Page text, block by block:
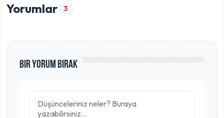
Yorumlar 3
Bir Yorum Bırak